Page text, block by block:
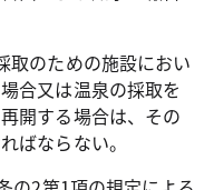
のための施設におい
合又は温泉の採取を
開する場合は、その
ばならない。